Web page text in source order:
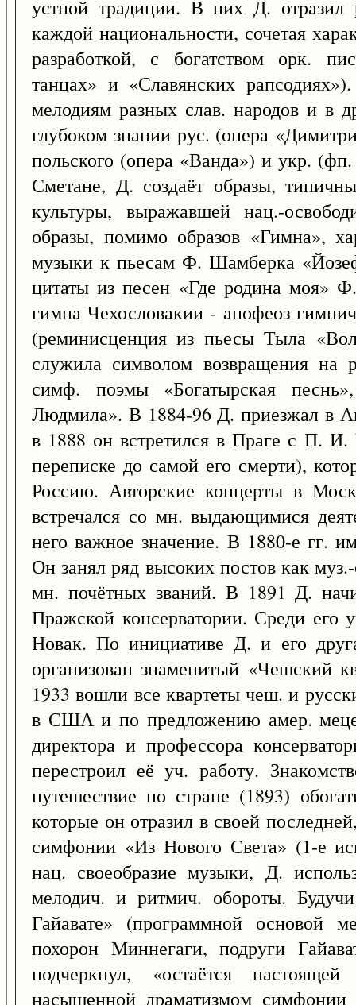
устной традиции. В них Д. отразил
каждой национальности, сочетая
разработкой, с богатством орк.
танцах» и «Славянских
мелодиям разных слав. народов и в
глубоком знании рус. (опера
польского (опера «Ванда») и укр.
Сметане, Д. создаёт образы,
культуры, выражавшей нац.-
образы, помимо образов «Гимна»,
музыки к пьесам Ф. Шамберка
цитаты из песен «Где родина моя»
гимна Чехословакии - апофеоз
(реминисценция из пьесы Тыла
служила символом возвращения на
симф. поэмы «Богатырская
Людмила». В 1884-96 Д. приезжал в
в 1888 он встретился в Праге с П.
переписке до самой его смерти),
Россию. Авторские концерты в
встречался со мн. выдающимися
него важное значение. В 1880-е гг.
Он занял ряд высоких постов как
мн. почётных званий. В 1891 Д.
Пражской консерватории. Среди
Новак. По инициативе Д. и его
организован знаменитый «Чешский
1933 вошли все квартеты чеш. и
в США и по предложению амер.
директора и профессора
перестроил её уч. работу.
путешествие по стране (1893)
которые он отразил в своей
симфонии «Из Нового Света» (1-е
нац. своеобразие музыки, Д.
мелодич. и ритмич. обороты.
Гайавате» (программной основой
похорон Миннегаги, подруги
подчеркнул, «остаётся
насыщенной драматизмом